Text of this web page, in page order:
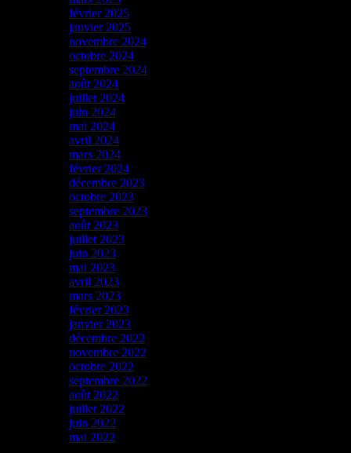
février 2025
janvier 2025
novembre 2024
octobre 2024
septembre 2024
août 2024
juillet 2024
juin 2024
mai 2024
avril 2024
mars 2024
février 2024
décembre 2023
octobre 2023
septembre 2023
août 2023
juillet 2023
juin 2023
mai 2023
avril 2023
mars 2023
février 2023
janvier 2023
décembre 2022
novembre 2022
octobre 2022
septembre 2022
août 2022
juillet 2022
juin 2022
mai 2022